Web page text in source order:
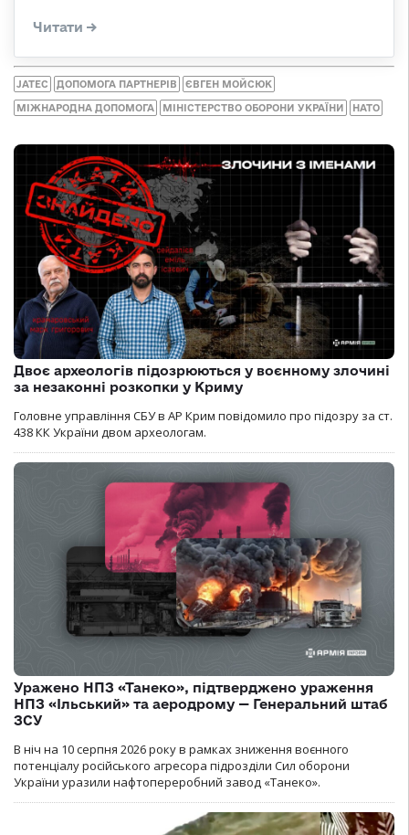
JATEC ДОПОМОГА ПАРТНЕРІВ ЄВГЕН МОЙСЮК
МІЖНАРОДНА ДОПОМОГА МІНІСТЕРСТВО ОБОРОНИ УКРАЇНИ НАТО
Двоє археологів підозрюються у воєнному злочині
за незаконні розкопки у Криму
Головне управління СБУ в АР Крим повідомило про підозру за ст.
438 КК України двом археологам.
Уражено НПЗ «Танеко», підтверджено ураження
НПЗ «Ільський» та аеродрому — Генеральний штаб
ЗСУ
В ніч на 10 серпня 2026 року в рамках зниження воєнного
потенціалу російського агресора підрозділи Сил оборони
України уразили нафтопереробний завод «Танеко».